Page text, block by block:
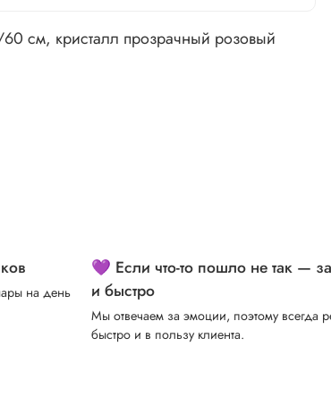
см, кристалл прозрачный розовый
на день
💜 Если что-то пошло не так —
и быстро
Мы отвечаем за эмоции, поэтому всегда
быстро и в пользу клиента.